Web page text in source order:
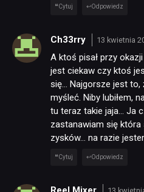
Cytuj Odpowiedz
Ch33rry 13 kwietnia
A ktoś pisał przy
jest ciekaw czy ktoś
się… Najgorsze jest to,
myśleć. Niby lubiłem,
tu teraz takie jaja… Ja
zastanawiam się która
zysków… na razie
Cytuj Odpowiedz